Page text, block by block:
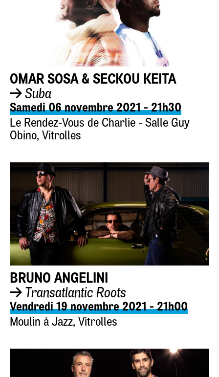
OMAR SOSA & SECKOU KEITA
Suba
Samedi 06 novembre 2021 - 21h30
Le Rendez-Vous de Charlie - Salle Guy
Obino, Vitrolles
BRUNO ANGELINI
Transatlantic Roots
Vendredi 19 novembre 2021 - 21h00
Moulin à Jazz, Vitrolles